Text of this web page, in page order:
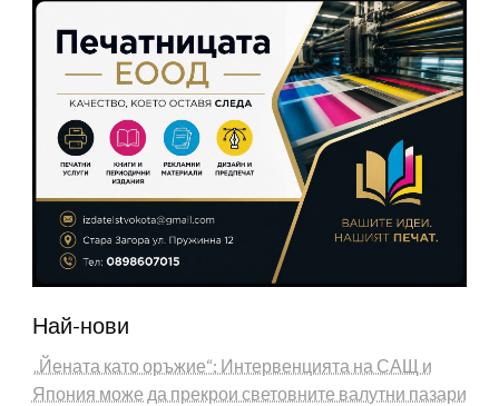
Най-нови
„Йената като оръжие“: Интервенцията на САЩ и
Япония може да прекрои световните валутни пазари